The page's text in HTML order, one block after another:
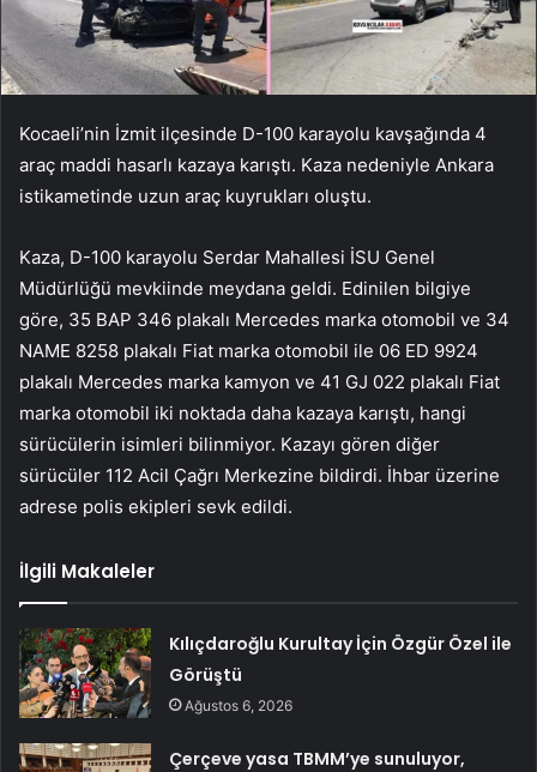
Kocaeli’nin İzmit ilçesinde D-100 karayolu kavşağında 4
araç maddi hasarlı kazaya karıştı. Kaza nedeniyle Ankara
istikametinde uzun araç kuyrukları oluştu.
Kaza, D-100 karayolu Serdar Mahallesi İSU Genel
Müdürlüğü mevkiinde meydana geldi. Edinilen bilgiye
göre, 35 BAP 346 plakalı Mercedes marka otomobil ve 34
NAME 8258 plakalı Fiat marka otomobil ile 06 ED 9924
plakalı Mercedes marka kamyon ve 41 GJ 022 plakalı Fiat
marka otomobil iki noktada daha kazaya karıştı, hangi
sürücülerin isimleri bilinmiyor. Kazayı gören diğer
sürücüler 112 Acil Çağrı Merkezine bildirdi. İhbar üzerine
adrese polis ekipleri sevk edildi.
İlgili Makaleler
Kılıçdaroğlu Kurultay İçin Özgür Özel ile
Görüştü
Ağustos 6, 2026
Çerçeve yasa TBMM’ye sunuluyor,